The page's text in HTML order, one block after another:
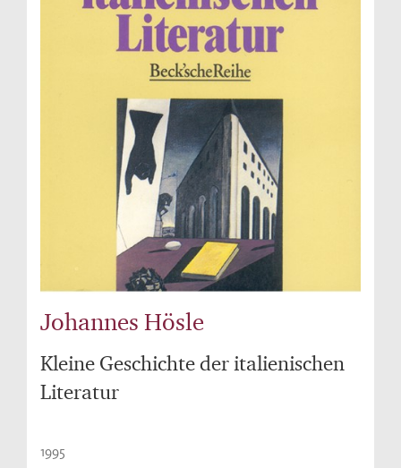
Johannes Hösle
Kleine Geschichte der italienischen
Literatur
1995